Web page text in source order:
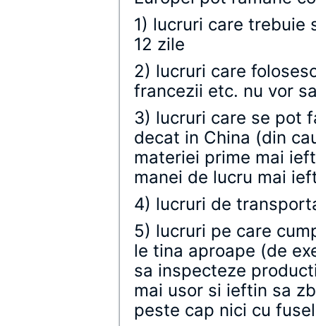
1) lucruri care trebuie
12 zile
2) lucruri care
francezii etc. nu vor
3) lucruri care se pot
decat in China (din
materiei prime mai
manei de lucru mai
4) lucruri de
5) lucruri pe care
le tina aproape (de
sa inspecteze
mai usor si ieftin sa
peste cap nici cu